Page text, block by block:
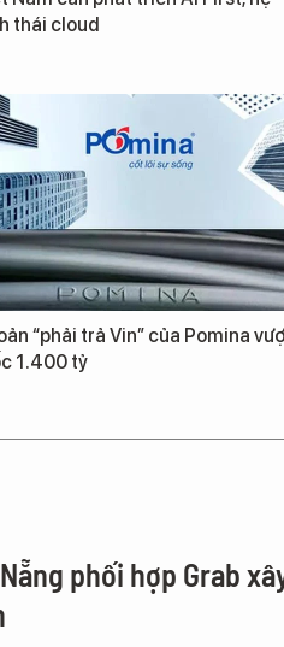
thái cloud
“phải trả Vin” của Pomina
1.400 tỷ
phối hợp Grab